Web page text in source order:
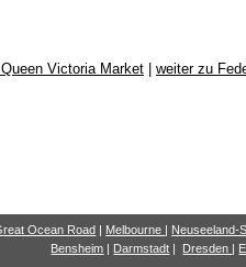
Victoria Market weiter zu
reat Ocean Road | Melbourne | Neuseeland-
Bensheim | Darmstadt | Dresden |